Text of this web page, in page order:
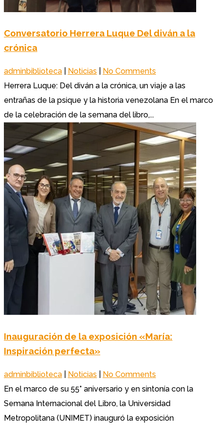
Conversatorio Herrera Luque Del diván a la
crónica
adminbiblioteca Noticias
No Comments
Herrera Luque: Del diván a la crónica, un viaje a las
entrañas de la psique y la historia venezolana En el marco
de la celebración de la semana del libro,...
Inauguración de la exposición «María:
Inspiración perfecta»
adminbiblioteca Noticias
No Comments
En el marco de su 55° aniversario y en sintonía con la
Semana Internacional del Libro, la Universidad
Metropolitana (UNIMET) inauguró la exposición